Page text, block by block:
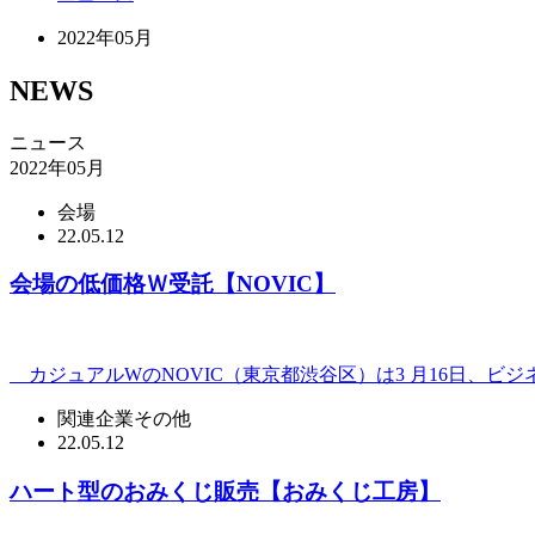
2022年05月
NEWS
ニュース
2022年05月
会場
22.05.12
会場の低価格Ｗ受託【NOVIC】
カジュアルWのNOVIC（東京都渋谷区）は3 月16日、ビジ
関連企業その他
22.05.12
ハート型のおみくじ販売【おみくじ工房】